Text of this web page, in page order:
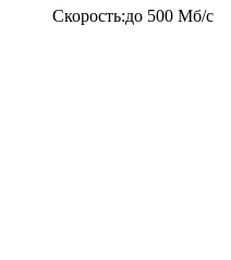
Скорость:до 500 Мб/c